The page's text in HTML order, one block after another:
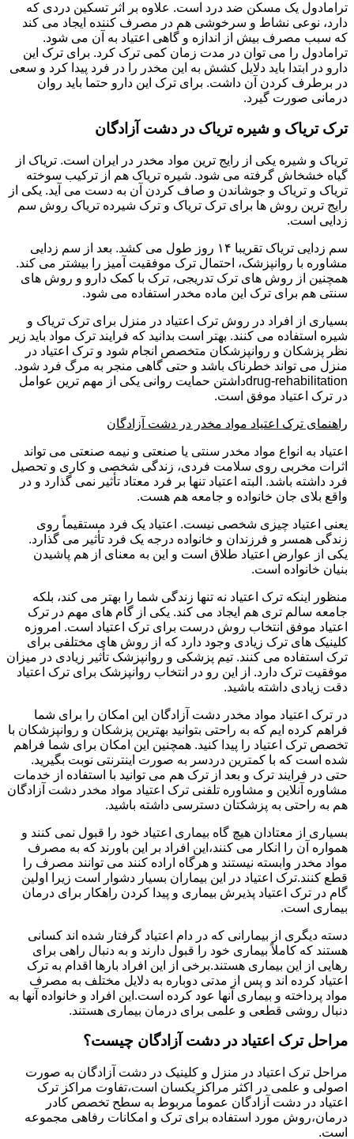
ترامادول یک مسکن ضد درد است. علاوه بر اثر تسکین دردی که
دارد، نوعی نشاط و سرخوشی هم در مصرف کننده ایجاد می کند
که سبب مصرف بیش از اندازه و گاهی اعتیاد به آن می شود.
ترامادول را می توان در مدت زمان کمی ترک کرد. برای ترک این
دارو در ابتدا باید دلایل کشش به این مخدر را در فرد پیدا کرد و سعی
در برطرف کردن آن داشت. برای ترک این دارو حتما باید روان
درمانی صورت گیرد.
ترک تریاک و شیره تریاک در دشت آزادگان
تریاک و شیره یکی از رایج ترین مواد مخدر در ایران است. تریاک از
گیاه خشخاش گرفته می شود. شیره تریاک هم از ترکیب سوخته
تریاک و تریاک و جوشاندن و صاف کردن آن به دست می آید. یکی از
رایج ترین روش ها برای ترک تریاک و ترک شیرده تریاک روش سم
زدایی است.
سم زدایی تریاک تقریبا ۱۴ روز طول می کشد. بعد از سم زدایی
مشاوره با روانپزشک، احتمال ترک موفقیت آمیز را بیشتر می کند.
همچنین از روش های ترک تدریجی، ترک با کمک دارو و روش های
سنتی هم برای ترک این ماده مخدر استفاده می شود.
بسیاری از افراد در روش ترک اعتیاد در منزل برای ترک تریاک و
شیره استفاده می کنند. بهتر است بدانید که فرایند ترک مواد باید زیر
نظر پزشکان و روانپزشکان متخصص انجام شود و ترک اعتیاد در
منزل می تواند خطرناک باشد و حتی گاهی منجر به مرگ فرد شود.
drug-rehabilitationداشتن حمایت روانی یکی از مهم ترین عوامل
در ترک اعتیاد موفق است.
راهنمای ترک اعتیاد مواد مخدر در دشت آزادگان
اعتیاد به انواع مواد مخدر سنتی یا صنعتی و نیمه صنعتی می تواند
اثرات مخربی روی سلامت فردی، زندگی شخصی و کاری و تحصیل
فرد داشته باشد. البته اعتیاد تنها بر فرد معتاد تأثیر نمی گذارد و در
واقع بلای جان خانواده و جامعه هم هست.
یعنی اعتیاد چیزی شخصی نیست. اعتیاد یک فرد مستقیماً روی
زندگی همسر و فرزندان و خانواده درجه یک فرد تأثیر می گذارد.
یکی از عوارض اعتیاد طلاق است و این به معنای از هم پاشیدن
بنیان خانواده است.
منظور اینکه ترک اعتیاد نه تنها زندگی شما را بهتر می کند، بلکه
جامعه سالم تری هم ایجاد می کند. یکی از گام های مهم در ترک
اعتیاد موفق انتخاب روش درست برای ترک اعتیاد است. امروزه
کلینیک های ترک زیادی وجود دارد که از روش های مختلفی برای
ترک استفاده می کنند. تیم پزشکی و روانپزشک تأثیر زیادی در میزان
موفقیت ترک دارد. از این رو در انتخاب روانپزشک برای ترک اعتیاد
دقت زیادی داشته باشید.
در ترک اعتیاد مواد مخدر دشت آزادگان این امکان را برای شما
فراهم کرده ایم که به راحتی بتوانید بهترین پزشکان و روانپزشکان با
تخصص ترک اعتیاد را پیدا کنید. همچنین این امکان برای شما فراهم
شده است که با کمترین دردسر به صورت اینترنتی نوبت بگیرید.
حتی در فرایند ترک و بعد از ترک هم می توانید با استفاده از خدمات
مشاوره آنلاین و مشاوره تلفنی ترک اعتیاد مواد مخدر دشت آزادگان
هم به راحتی به پزشکتان دسترسی داشته باشید.
بسیاری از معتادان هیچ گاه بیماری اعتیاد خود را قبول نمی کنند و
همواره آن را انکار می کنند،این افراد بر این باورند که به مصرف
مواد مخدر وابسته نیستند و هرگاه اراده کنند می توانند مصرف را
قطع کنند.ترک اعتیاد در این بیماران بسیار دشوار است زیرا اولین
گام در ترک اعتیاد پذیرش بیماری و پیدا کردن راهکار برای درمان
بیماری است.
دسته دیگری از بیمارانی که در دام اعتیاد گرفتار شده اند کسانی
هستند که کاملاً بیماری خود را قبول دارند و به دنبال راهی برای
رهایی از این بیماری هستند.برخی از این افراد بارها اقدام به ترک
اعتیاد کرده اند و پس از مدتی دوباره به دلایل مختلف به مصرف
مواد پرداخته و بیماری آنها عود کرده است.این افراد و خانواده آنها به
دنبال روشی قطعی و علمی برای درمان بیماری هستند.
مراحل ترک اعتیاد در دشت آزادگان چیست؟
مراحل ترک اعتیاد در منزل و کلینیک در دشت آزادگان به صورت
اصولی و علمی در اکثر مراکز یکسان است،تفاوت مراکز ترک
اعتیاد در دشت آزادگان عموماً مربوط به سطح تخصص کادر
درمان،روش مورد استفاده برای ترک و امکانات رفاهی مجموعه
است.